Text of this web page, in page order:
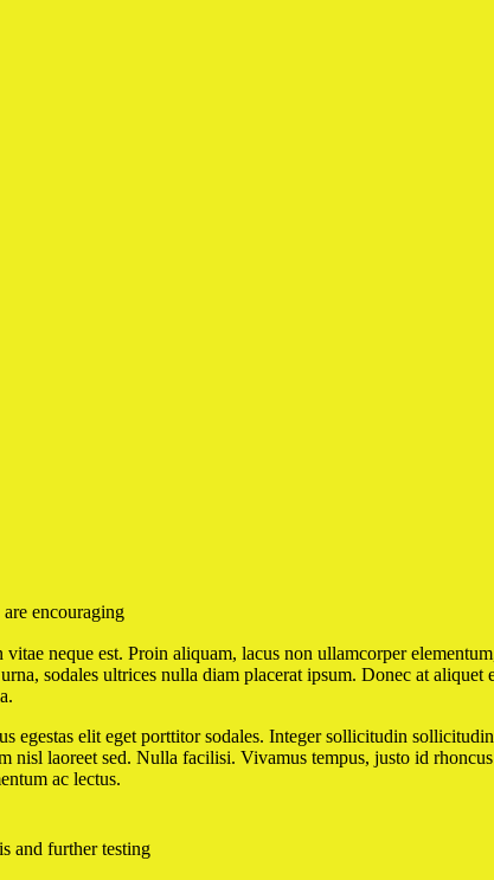
are encouraging
vitae neque est. Proin aliquam, lacus non ullamcorper
sodales ultrices nulla diam placerat ipsum. Donec at
egestas elit eget porttitor sodales. Integer sollicitudin
nisl laoreet sed. Nulla facilisi. Vivamus tempus, justo id
ac lectus.
and further testing